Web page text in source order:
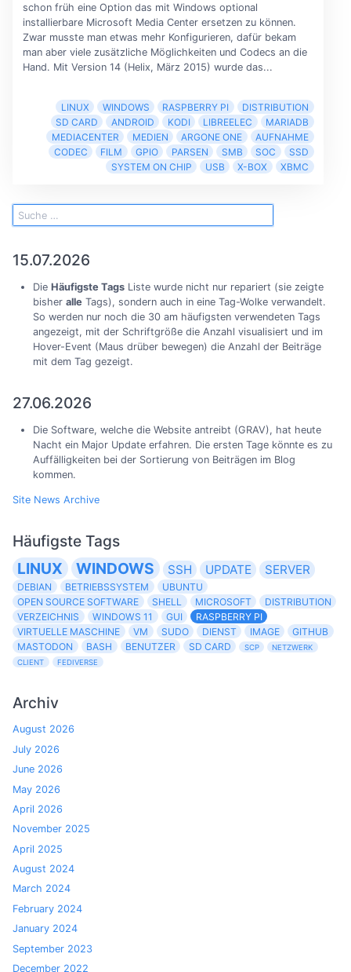
schon früh eine Option das mit Windows optional
installierbare Microsoft Media Center ersetzen zu können.
Zwar musste man etwas mehr Konfigurieren, dafür bekam
man aber viele zusätzliche Möglichkeiten und Codecs an die
Hand. Mit Version 14 (Helix, März 2015) wurde das...
LINUX WINDOWS RASPBERRY PI
DISTRIBUTION
SD CARD
ANDROID KODI LIBREELEC
MARIADB
MEDIACENTER
MEDIEN ARGONE ONE
AUFNAHME
CODEC
FILM GPIO PARSEN SMB SOC
SSD
SYSTEM ON CHIP
USB X-BOX XBMC
15.07.2026
Die Häufigste TagsListe wurde nicht nur repariert (sie zeigte
bisher alleTags), sondern auch in eine Tag-Wolke verwandelt.
So werden nur noch die 30 am häufigsten verwendeten Tags
angezeigt, mit der Schriftgröße die Anzahl visualisiert und im
Hover-Event (Maus drüber bewegen) die Anzahl der Beiträge
mit dem Tag gezeigt.
27.06.2026
Die Software, welche die Website antreibt (GRAV), hat heute
Nacht ein Major Update erfahren. Die ersten Tage könnte es zu
Auffälligkeiten bei der Sortierung von Beiträgen im Blog
kommen.
Site News Archive
Häufigste Tags
LINUX
WINDOWS SSH UPDATE SERVER
DEBIAN BETRIEBSSYSTEM
UBUNTU
OPEN SOURCE SOFTWARE
SHELL MICROSOFT
DISTRIBUTION
VERZEICHNIS
WINDOWS 11 GUI
RASPBERRY PI
VIRTUELLE MASCHINE
VM SUDO DIENST IMAGE
GITHUB
MASTODON
BASH BENUTZER SD CARD SCP
NETZWERK
CLIENT
FEDIVERSE
Archiv
August 2026
July 2026
June 2026
May 2026
April 2026
November 2025
April 2025
August 2024
March 2024
February 2024
January 2024
September 2023
December 2022